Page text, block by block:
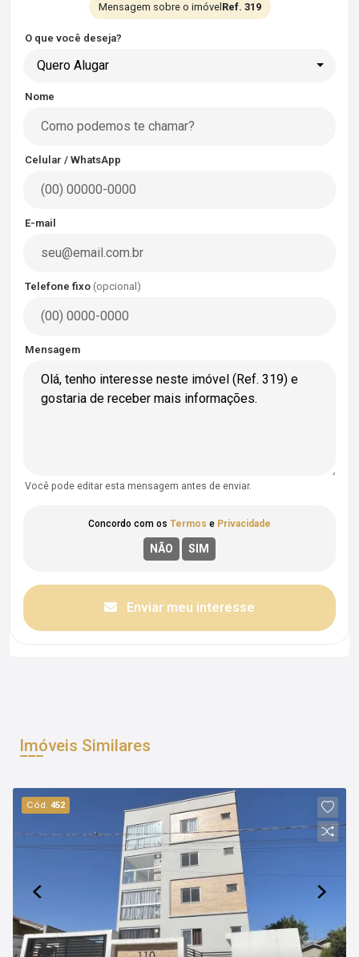
Mensagem sobre o imóvelRef. 319
O que você deseja?
Quero Alugar
Nome
Celular / WhatsApp
E-mail
Telefone fixo (opcional)
Mensagem
Você pode editar esta mensagem antes de enviar.
Concordo com os Termos e Privacidade
Enviar meu interesse
Imóveis Similares
Cód.452